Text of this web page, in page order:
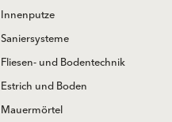
Innenputze
Saniersysteme
Fliesen- und Bodentechnik
Estrich und Boden
Mauermörtel